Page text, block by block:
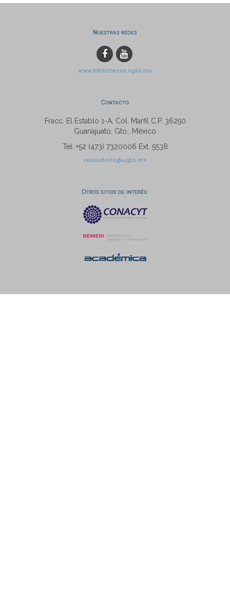
Nuestras redes
www.bibliotecas.ugto.mx
Contacto
Fracc. El Establo 1-A, Col. Marfil C.P. 36250
Guanajuato, Gto., México
Tel: +52 (473) 7320006 Ext. 5538
repositorio@ugto.mx
Otros sitios de interés: